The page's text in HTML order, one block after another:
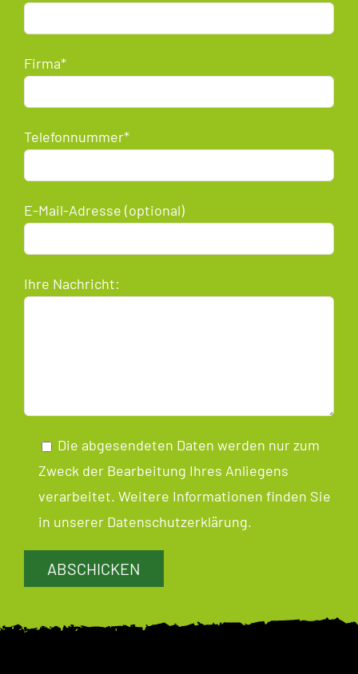
Firma*
Telefonnummer*
E-Mail-Adresse (optional)
Ihre Nachricht:
Die abgesendeten Daten werden nur zum
Zweck der Bearbeitung Ihres Anliegens
verarbeitet. Weitere Informationen finden Sie
in unserer Datenschutzerklärung.